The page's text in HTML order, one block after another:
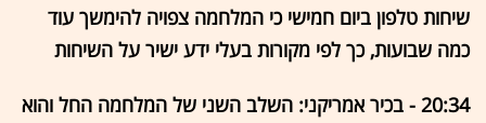
שיחות טלפון ביום חמישי כי המלחמה צפויה להימשך עוד
כמה שבועות, כך לפי מקורות בעלי ידע ישיר על השיחות
20:34 - בכיר אמריקני: השלב השני של המלחמה החל והוא